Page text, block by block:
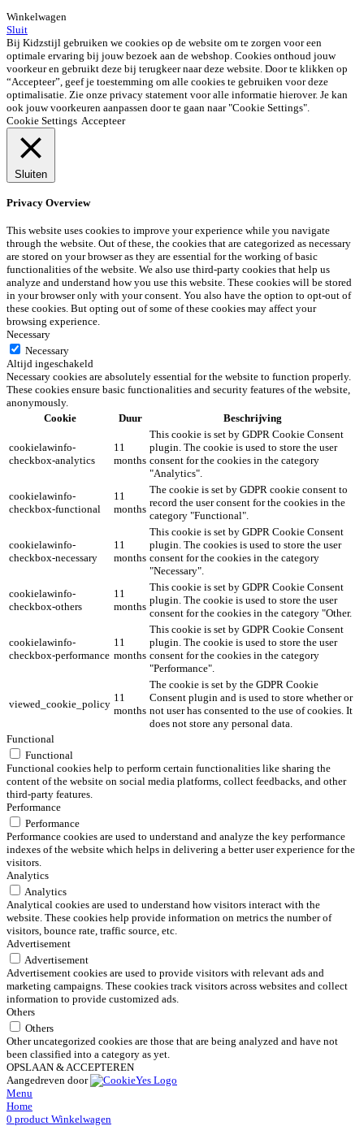
Winkelwagen
Sluit
Bij Kidzstijl gebruiken we cookies op de website om te zorgen voor een
optimale ervaring bij jouw bezoek aan de webshop. Cookies onthoud jouw
voorkeur en gebruikt deze bij terugkeer naar deze website. Door te klikken op
“Accepteer”, geef je toestemming om alle cookies te gebruiken voor deze
optimalisatie. Zie onze privacy statement voor alle informatie hierover. Je kan
ook jouw voorkeuren aanpassen door te gaan naar "Cookie Settings".
Cookie Settings Accepteer
Sluiten
Privacy Overview
This website uses cookies to improve your experience while you navigate
through the website. Out of these, the cookies that are categorized as necessary
are stored on your browser as they are essential for the working of basic
functionalities of the website. We also use third-party cookies that help us
analyze and understand how you use this website. These cookies will be stored
in your browser only with your consent. You also have the option to opt-out of
these cookies. But opting out of some of these cookies may affect your
browsing experience.
Necessary
Necessary
Altijd ingeschakeld
Necessary cookies are absolutely essential for the website to function properly.
These cookies ensure basic functionalities and security features of the website,
anonymously.
Cookie
Duur Beschrijving
cookielawinfo-
checkbox-analytics
11
months
This cookie is set by GDPR Cookie Consent
plugin. The cookie is used to store the user
consent for the cookies in the category
"Analytics".
cookielawinfo-
checkbox-functional
11
months
The cookie is set by GDPR cookie consent to
record the user consent for the cookies in the
category "Functional".
cookielawinfo-
checkbox-necessary
11
months
This cookie is set by GDPR Cookie Consent
plugin. The cookies is used to store the user
consent for the cookies in the category
"Necessary".
cookielawinfo-
checkbox-others
11
months
This cookie is set by GDPR Cookie Consent
plugin. The cookie is used to store the user
consent for the cookies in the category "Other.
cookielawinfo-
checkbox-performance
11
months
This cookie is set by GDPR Cookie Consent
plugin. The cookie is used to store the user
consent for the cookies in the category
"Performance".
viewed_cookie_policy
11
months
The cookie is set by the GDPR Cookie
Consent plugin and is used to store whether or
not user has consented to the use of cookies. It
does not store any personal data.
Functional
Functional
Functional cookies help to perform certain functionalities like sharing the
content of the website on social media platforms, collect feedbacks, and other
third-party features.
Performance
Performance
Performance cookies are used to understand and analyze the key performance
indexes of the website which helps in delivering a better user experience for the
visitors.
Analytics
Analytics
Analytical cookies are used to understand how visitors interact with the
website. These cookies help provide information on metrics the number of
visitors, bounce rate, traffic source, etc.
Advertisement
Advertisement
Advertisement cookies are used to provide visitors with relevant ads and
marketing campaigns. These cookies track visitors across websites and collect
information to provide customized ads.
Others
Others
Other uncategorized cookies are those that are being analyzed and have not
been classified into a category as yet.
OPSLAAN & ACCEPTEREN
Aangedreven door
Menu
Home
0 product Winkelwagen